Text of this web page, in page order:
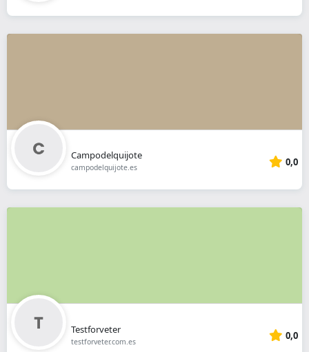
Campodelquijote
campodelquijote.es 0,0
Testforveter
testforveter.com.es 0,0